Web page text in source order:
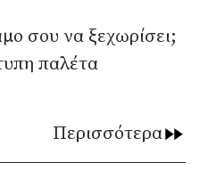
σου να ξεχωρίσει;
παλέτα
Περισσότερα